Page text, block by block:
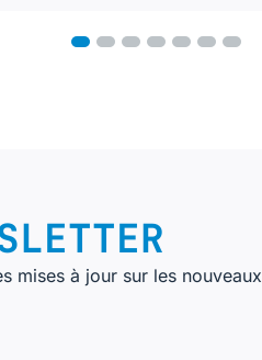
3 4 5 6 7
mises à jour sur les nouveaux